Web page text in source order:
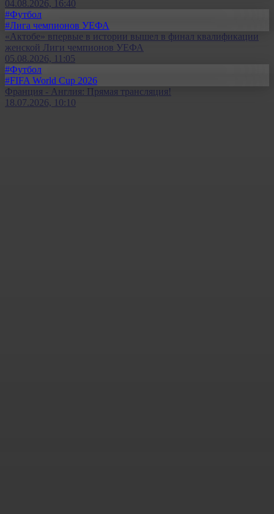
04.08.2026, 16:40
#Футбол
#Лига чемпионов УЕФА
«Актобе» впервые в истории вышел в финал квалификации
женской Лиги чемпионов УЕФА
05.08.2026, 11:05
#Футбол
#FIFA World Cup 2026
Франция - Англия: Прямая трансляция!
18.07.2026, 10:10